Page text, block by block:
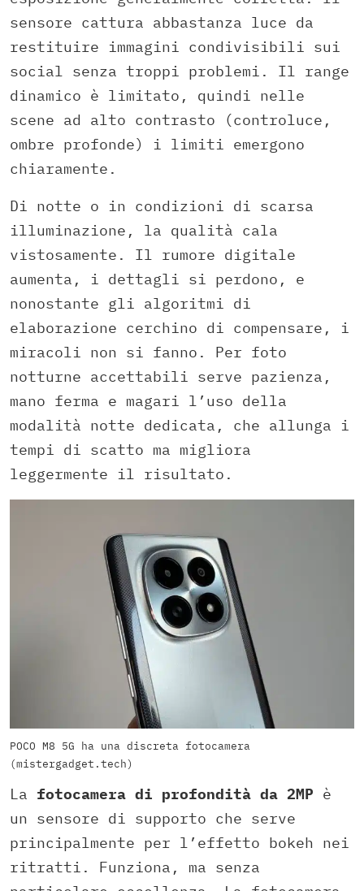
sensore cattura abbastanza luce da
restituire immagini condivisibili sui
social senza troppi problemi. Il range
dinamico è limitato, quindi nelle
scene ad alto contrasto (controluce,
ombre profonde) i limiti emergono
chiaramente.
Di notte o in condizioni di scarsa
illuminazione, la qualità cala
vistosamente. Il rumore digitale
aumenta, i dettagli si perdono, e
nonostante gli algoritmi di
elaborazione cerchino di compensare, i
miracoli non si fanno. Per foto
notturne accettabili serve pazienza,
mano ferma e magari l’uso della
modalità notte dedicata, che allunga i
tempi di scatto ma migliora
leggermente il risultato.
POCO M8 5G ha una discreta fotocamera
(mistergadget.tech)
La fotocamera di profondità da 2MP è
un sensore di supporto che serve
principalmente per l’effetto bokeh nei
ritratti. Funziona, ma senza